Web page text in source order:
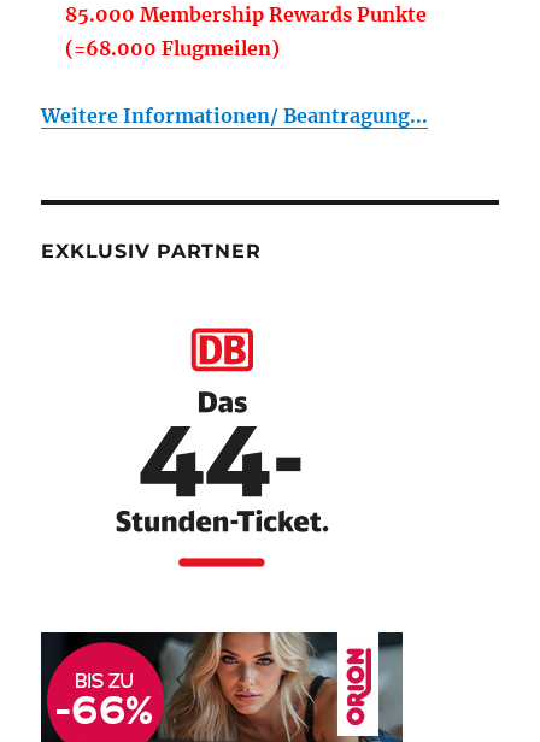
85.000 Membership Rewards Punkte
(=68.000 Flugmeilen)
Weitere Informationen/ Beantragung...
EXKLUSIV PARTNER